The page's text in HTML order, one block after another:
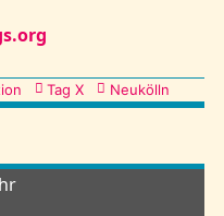
Tag X Neukölln